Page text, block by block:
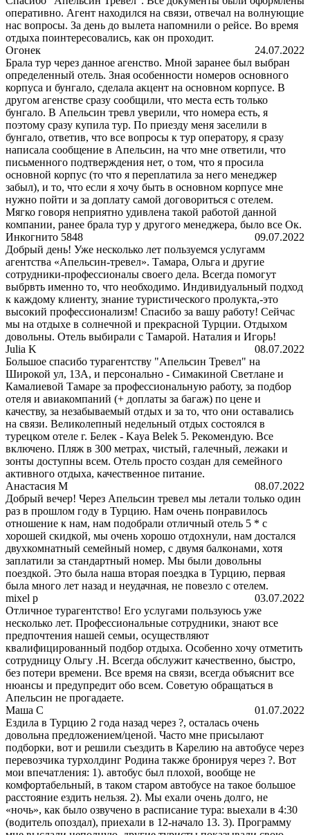
оперативно. Агент находился на связи, отвечал на волнующие
нас вопросы. За день до вылета напомнили о рейсе. Во время
отдыха поинтересовались, как он проходит.
Огонек
24.07.2022
Брала тур через данное агенство. Мной заранее был выбран
определенный отель. Зная особенности номеров основного
корпуса и бунгало, сделала акцент на основном корпусе. В
другом агенстве сразу сообщили, что места есть только
бунгало. В Апельсин тревл уверили, что номера есть, я
поэтому сразу купила тур. По приезду меня заселили в
бунгало, ответив, что все вопросы к тур оператору, я сразу
написала сообщение в Апельсин, на что мне ответили, что
письменного подтверждения нет, о том, что я просила
основной корпус (то что я переплатила за него менеджер
забыл), и то, что если я хочу быть в основном корпусе мне
нужно пойти и за доплату самой договориться с отелем.
Мягко говоря неприятно удивлена такой работой данной
компании, ранее брала тур у другого менеджера, было все Ок.
Инкогнито 5848
09.07.2022
Добрый день! Уже несколько лет пользуемся услугамм
агентства «Апельсин-тревел». Тамара, Ольга и другие
сотрудники-профессионалы своего дела. Всегда помогут
выбрвть именно то, что необходимо. Индивидуальный подход
к каждому клиенту, знание туристического пролукта,-это
высокий профессионализм! Спасибо за вашу работу! Сейчас
мы на отдыхе в солнечной и прекрасной Турции. Отдыхом
довольны. Отель выбирали с Тамарой. Наталия и Игорь!
Julia K
08.07.2022
Большое спасибо турагентству "Апельсин Тревел" на
Широкой ул, 13А, и персонально - Симакиной Светлане и
Камалиевой Тамаре за профессиональную работу, за подбор
отеля и авиакомпаний (+ доплаты за багаж) по цене и
качеству, за незабываемый отдых и за то, что они оставались
на связи. Великолепный недельный отдых состоялся в
турецком отеле г. Белек - Kaya Belek 5. Рекомендую. Все
включено. Пляж в 300 метрах, чистый, галечный, лежаки и
зонты доступны всем. Отель просто создан для семейного
активного отдыха, качественное питание.
Анастасия М
08.07.2022
Добрый вечер! Через Апельсин тревел мы летали только один
раз в прошлом году в Турцию. Нам очень понравилось
отношение к нам, нам подобрали отличный отель 5 * с
хорошей скидкой, мы очень хорошо отдохнули, нам достался
двухкомнатный семейный номер, с двумя балконами, хотя
заплатили за стандартный номер. Мы были довольны
поездкой. Это была наша вторая поездка в Турцию, первая
была много лет назад и неудачная, не повезло с отелем.
mixel p
03.07.2022
Отличное турагентство! Его услугами пользуюсь уже
несколько лет. Профессиональные сотрудники, знают все
предпочтения нашей семьи, осуществляют
квалифицированный подбор отдыха. Особенно хочу отметить
сотрудницу Ольгу .Н. Всегда обслужит качественно, быстро,
без потери времени. Все время на связи, всегда объяснит все
нюансы и предупредит обо всем. Советую обращаться в
Апельсин не прогадаете.
Маша С
01.07.2022
Ездила в Турцию 2 года назад через ?, осталась очень
довольна предложением/ценой. Часто мне присылают
подборки, вот и решили съездить в Карелию на автобусе через
перевозчика турхолдинг Родина также бронируя через ?. Вот
мои впечатления: 1). автобус был плохой, вообще не
комфортабельный, в таком старом автобусе на такое большое
расстояние ездить нельзя. 2). Мы ехали очень долго, не
«ночь», как было озвучено в расписание тура: выехали в 4:30
(водитель опоздал), приехали в 12-начало 13. 3). Программу